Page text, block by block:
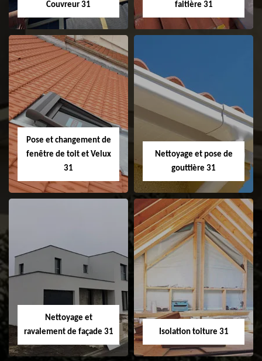
Couvreur 31
Couvreur 31
faitière 31
Etanchéité de
faitage et faitière
31
Pose et changement de
fenêtre de toit et Velux
31
Pose et
changement de
fenêtre de toit et
Velux 31
Nettoyage et pose de
gouttière 31
Nettoyage et pose
Nettoyage et
ravalement de façade 31
Isolation toiture 31